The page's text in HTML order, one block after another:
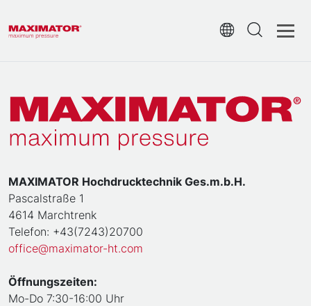
MAXIMATOR Hochdrucktechnik Ges.m.b.H.
Pascalstraße 1
4614 Marchtrenk
Telefon: +43(7243)20700
office@maximator-ht.com
Öffnungszeiten:
Mo-Do 7:30-16:00 Uhr